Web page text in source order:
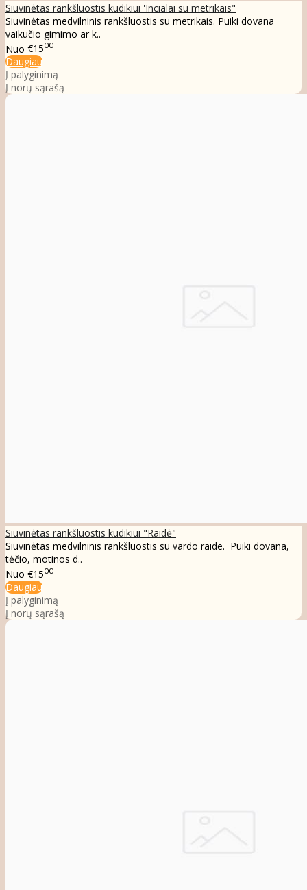
Siuvinėtas rankšluostis kūdikiui 'Incialai su metrikais"
Siuvinėtas medvilninis rankšluostis su metrikais. Puiki dovana
vaikučio gimimo ar k..
Nuo €1500
Daugiau
Į palyginimą
Į norų sąrašą
Siuvinėtas rankšluostis kūdikiui "Raidė"
Siuvinėtas medvilninis rankšluostis su vardo raide. Puiki dovana,
tėčio, motinos d..
Nuo €1500
Daugiau
Į palyginimą
Į norų sąrašą